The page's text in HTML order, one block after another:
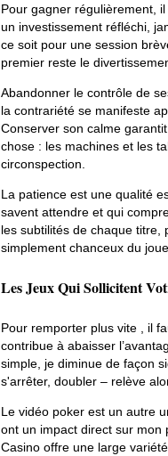
Pour gagner régulièrement,
un investissement réfléchi,
ce soit pour une session
premier reste le
Abandonner le contrôle de
la contrariété se manifeste
Conserver son calme
chose : les machines et les
circonspection.
La patience est une qualité
savent attendre et qui
les subtilités de chaque titre,
simplement chanceux du
Les Jeux Qui Sollicitent
Pour remporter plus vite , il
contribue à abaisser
simple, je diminue de façon
s'arrêter, doubler – relève
Le vidéo poker est un autre
ont un impact direct sur mon
Casino offre une large